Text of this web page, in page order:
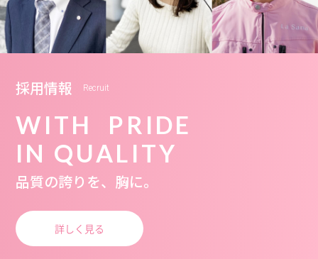
採用情報 Recruit
WITH PRIDE
IN QUALITY
品質の誇りを、胸に。
詳しく見る